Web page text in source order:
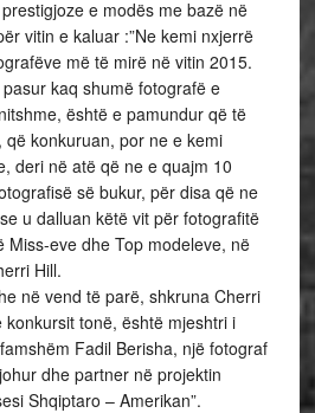
e modës me bazë në
vitin e kaluar :”Ne kemi nxjerrë
më të mirë në vitin 2015.
kaq shumë fotografë e
është e pamundur që të
konkuruan, por ne e kemi
deri në atë që ne e quajm 10
së bukur, për disa që ne
u dalluan këtë vit për fotografitë
Miss-eve dhe Top modeleve, në
Hill.
në vend të parë, shkruna Cherri
tonë, është mjeshtri i
Fadil Berisha, një fotograf
dhe partner në projektin
Shqiptaro – Amerikan”.